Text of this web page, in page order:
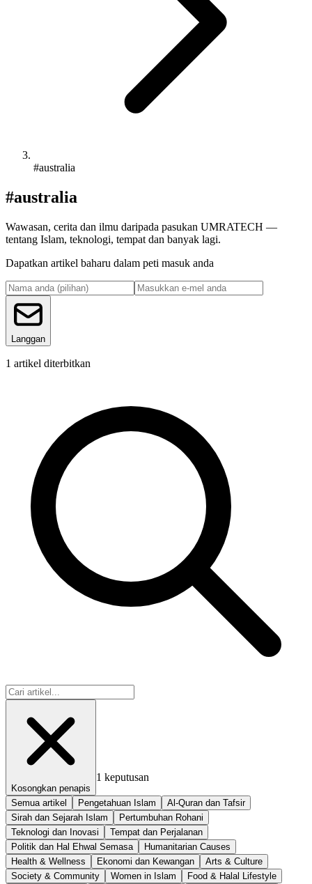
#australia
#australia
Wawasan, cerita dan ilmu daripada pasukan UMRATECH —
tentang Islam, teknologi, tempat dan banyak lagi.
Dapatkan artikel baharu dalam peti masuk anda
Langgan
1 artikel diterbitkan
Kosongkan penapis
1 keputusan
Semua artikel Pengetahuan Islam
Al-Quran dan Tafsir
Sirah dan Sejarah Islam
Pertumbuhan Rohani
Teknologi dan Inovasi
Tempat dan Perjalanan
Politik dan Hal Ehwal Semasa
Humanitarian Causes
Health & Wellness
Ekonomi dan Kewangan
Arts & Culture
Society & Community
Women in Islam
Food & Halal Lifestyle